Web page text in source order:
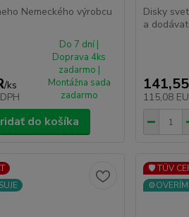
Nemeckého výrobcu
/ks
Do 7 dní |
Doprava 4ks
zadarmo |
Montážna sada
zadarmo
do košíka
Disky
a
115,08
🛡️ TÜV